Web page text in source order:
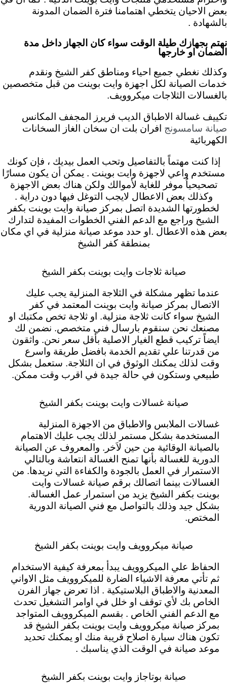
بعض الاحيان يتخطي اهتمامنا فترة الضمان المدونة
بالشهادة .
نهتم بجهازك طيلة الوقت سواء كان الجهاز داخل مدة
الضمان او خارجها
وكذلك نغطي جميع احياء ومناطق كفر الشيخ ونقدم
خدمات الصيانة لكل اجهزة وايت بوينت من قبل متخصصين
بالغسالات الثلاجات ميكروويف.
تكييف غسالة الاطباق الديب فريرز المجفف المكانس
صيانة سامسونج
افران بلت ان سخان الغاز السخانات
الكهربائية
إذا كنت مهتماً بالتفاصيل وتحب العمل بيديك ، فإن كونك
مستخدم واعي لاجهزة وايت بوينت . يمكن أن يكون مسارًا
تصحيحياُ موفر للغاية لأموالك ولكن هناك بعض الاجهزة
وكذلك بعض الاعطال لايجب التوغل فيها دون دراية .
لخطورتها الشديدة اتصل بمركز صيانة وايت بوينت بكفر
الشيخ وراجع مع الدعم الفني الخطوات المفيدة لتدارك
بعض هذه الاعطال .او حدد موعد صيانة منزلية في اي مكان
بمنطقة كفر الشيخ
صيانة ثلاجات وايت بوينت بكفر الشيخ
عندما تظهر مشكلة في الثلاجة المنزلية يجب عليك
الاتصال بمركز صيانة وايت بوينت المعتمد في كفر
الشيخ سواء كانت ثلاجة منزلية. او ثلاجة تخص مكتبك او
مصنعك نحن سنقوم بارسال فني متخصص. نضمن لك
ايضاً تركيب قطع الغيار الاصلية بأقل سعر نحن. واثقون
من قدرتنا علي تقديم الخدمة بافضل طريقة واسرع
وقت لذلك يمكنك الوثوق في ان الثلاجة. ستعمل بشكل
طبيعي وستكون في حالة جيدة في اقرب وقت ممكن.
صيانة غسالات وايت بوينت بكفر الشيخ
غسالات الملابس والاطباق من الاجهزة المنزلية
المستخدمة بشكل مستمر لذلك يجب عليك الاهتمام
بالصيانة الوقائية من حين لاَخر. والمعروف عن الصيانة
الدورية للغسالة بأنها تمنح الغسالة انتعاشة وبالتالي
الاستمرار في العمل بالجودة والكفاءة التي نريدها. من
الغسالات بينما اتصالك برقم صيانة غسالات وايت
بوينت بكفر الشيخ يزيد من استمرار عمل الغسالة.
بشكل جيد وذلك بالتواصل مع فني الصيانة الدورية
المختص.
صيانة ميكروويف وايت بوينت بكفر الشيخ
الحفاظ علي الميكروويف يبدأ بمعرفة كيفية الاستخدام
ثم تأتي معرفة الاشياء الضارة للميكروويف مثل الاواني
المعدنية والاطباق البلاستيكية . اذا تعرض جهاز الفرن
الخاص بك لأي توقف او خلل في اوامر التشغيل تحدث
مع الدعم الفني الخاص . بقسم الميكروويف المتواجد
بمركز صيانة ميكروويف وايت بوينت بكفر الشيخ قد
تكون هناك سيارة اصلاح قريبة منك او يمكنك تحديد
موعد صيانة في الوقت الذي يناسبك .
صيانة بوتاجاز وايت بوينت بكفر الشيخ